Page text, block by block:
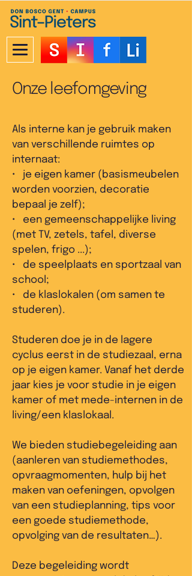
Onze leefomgeving
Als interne kan je gebruik maken
van verschillende ruimtes op
internaat:
• je eigen kamer (basismeubelen
worden voorzien, decoratie
bepaal je zelf);
• een gemeenschappelijke living
(met TV, zetels, tafel, diverse
spelen, frigo ...);
• de speelplaats en sportzaal van
school;
• de klaslokalen (om samen te
studeren).
Studeren doe je in de lagere
cyclus eerst in de studiezaal, erna
op je eigen kamer. Vanaf het derde
jaar kies je voor studie in je eigen
kamer of met mede-internen in de
living/een klaslokaal.
We bieden studiebegeleiding aan
(aanleren van studiemethodes,
opvraagmomenten, hulp bij het
maken van oefeningen, opvolgen
van een studieplanning, tips voor
een goede studiemethode,
opvolging van de resultaten…).
Deze begeleiding wordt